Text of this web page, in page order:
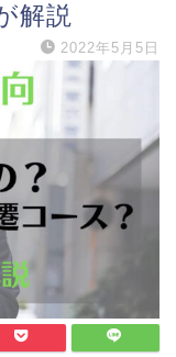
解説
2022年5月5日